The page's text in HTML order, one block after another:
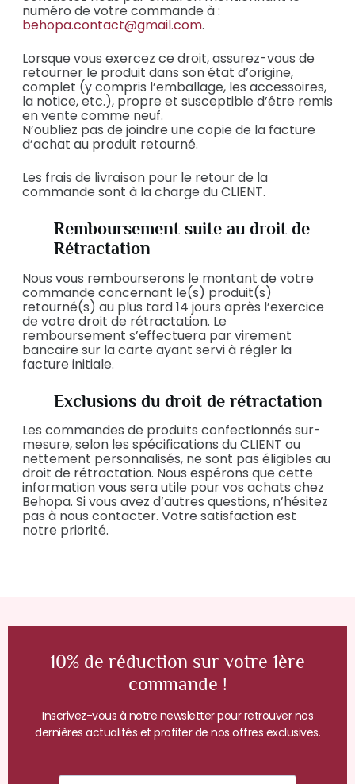
numéro de votre commande à :
behopa.contact@gmail.com.
Lorsque vous exercez ce droit, assurez-vous de
retourner le produit dans son état d’origine,
complet (y compris l’emballage, les accessoires,
la notice, etc.), propre et susceptible d’être remis
en vente comme neuf.
N’oubliez pas de joindre une copie de la facture
d’achat au produit retourné.
Les frais de livraison pour le retour de la
commande sont à la charge du CLIENT.
Remboursement suite au droit de
Rétractation
Nous vous rembourserons le montant de votre
commande concernant le(s) produit(s)
retourné(s) au plus tard 14 jours après l’exercice
de votre droit de rétractation. Le
remboursement s’effectuera par virement
bancaire sur la carte ayant servi à régler la
facture initiale.
Exclusions du droit de rétractation
Les commandes de produits confectionnés sur-
mesure, selon les spécifications du CLIENT ou
nettement personnalisés, ne sont pas éligibles au
droit de rétractation. Nous espérons que cette
information vous sera utile pour vos achats chez
Behopa. Si vous avez d’autres questions, n’hésitez
pas à nous contacter. Votre satisfaction est
notre priorité.
10% de réduction sur votre 1ère
commande !
Inscrivez-vous à notre newsletter pour retrouver nos
dernières actualités et profiter de nos offres exclusives.